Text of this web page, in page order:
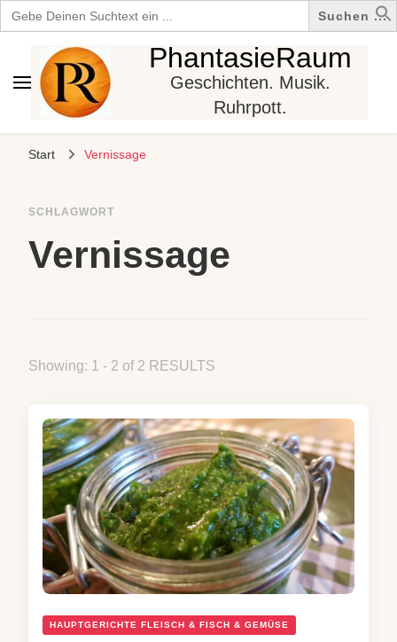
Search
for:
PhantasieRaum
Geschichten. Musik.
Ruhrpott.
Start Vernissage
SCHLAGWORT
Vernissage
Showing: 1 - 2 of 2 RESULTS
HAUPTGERICHTE FLEISCH & FISCH & GEMÜSE